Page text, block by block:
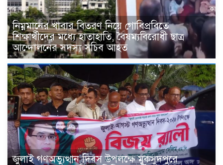
নিম্নমানের খাবার বিতরণ নিয়ে গোবিপ্রবিতে
শিক্ষার্থীদের মধ্যে হাতাহাতি, বৈষম্যবিরোধী ছাত্র
আন্দোলনের সদস্য সচিব আহত
জুলাই গণঅভ্যুত্থান দিবস উপলক্ষে মুকসুদপুরে